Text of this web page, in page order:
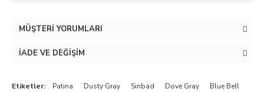
MÜŞTERI YORUMLARI
İADE VE DEĞIŞIM
Etiketler: Patina Dusty Gray Sinbad Dove Gray
Blue Bell